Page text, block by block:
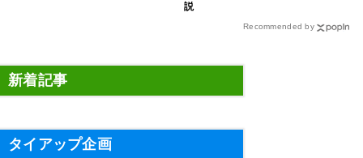
説
Recommended by
新着記事
タイアップ企画